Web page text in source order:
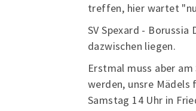
treffen, hier wartet
SV Spexard -
dazwischen liegen.
Erstmal muss aber
werden, unsre
Samstag 14 Uhr in